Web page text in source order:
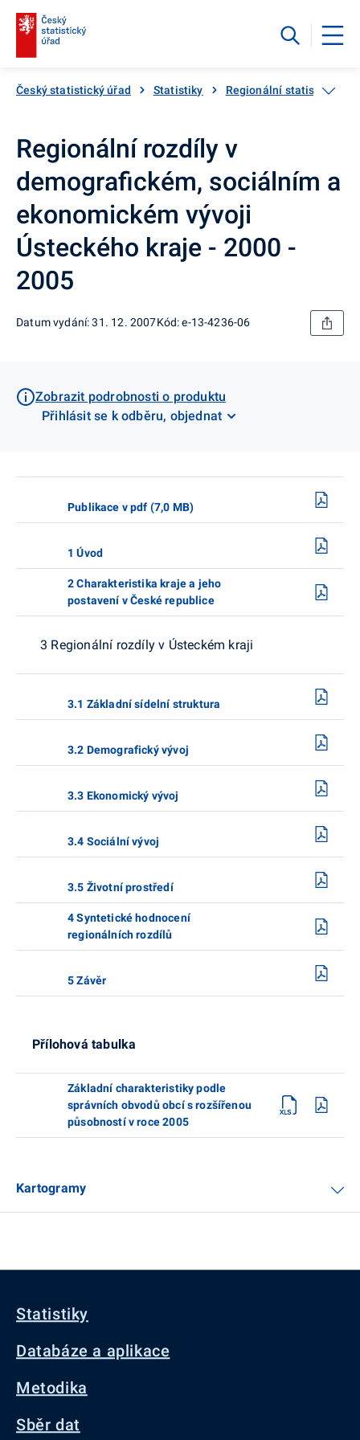
Český statistický úřad Statistiky Regionální statistiky
Regionální rozdíly v
demografickém, sociálním a
ekonomickém vývoji
Ústeckého kraje - 2000 -
2005
Datum vydání: 31. 12. 2007Kód: e-13-4236-06
Zobrazit podrobnosti o produktu
Přihlásit se k odběru, objednat
Publikace v pdf (7,0 MB)
1 Úvod
2 Charakteristika kraje a jeho
postavení v České republice
3 Regionální rozdíly v Ústeckém kraji
3.1 Základní sídelní struktura
3.2 Demografický vývoj
3.3 Ekonomický vývoj
3.4 Sociální vývoj
3.5 Životní prostředí
4 Syntetické hodnocení
regionálních rozdílů
5 Závěr
Přílohová tabulka
Základní charakteristiky podle
správních obvodů obcí s rozšířenou
působností v roce 2005
Kartogramy
Statistiky
Databáze a aplikace
Metodika
Sběr dat